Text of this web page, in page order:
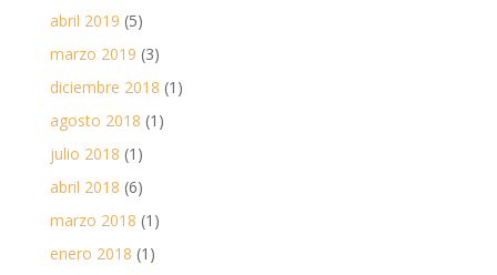
abril 2019 (5)
marzo 2019 (3)
diciembre 2018 (1)
agosto 2018 (1)
julio 2018 (1)
abril 2018 (6)
marzo 2018 (1)
enero 2018 (1)